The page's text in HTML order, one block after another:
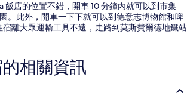
飯店的位置不錯，開車 10 分鐘內就可以到市集
。此外，開車一下下就可以到德意志博物館和啤
離大眾運輸工具不遠，走路到莫斯費爾德地鐵站
相關資訊